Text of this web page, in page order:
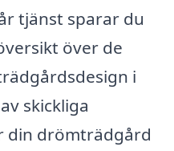
tjänst sparar du
över de
i
skickliga
din drömträdgård